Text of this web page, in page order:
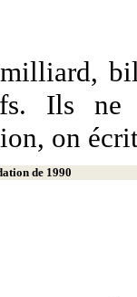
Ils ne
on
de 1990